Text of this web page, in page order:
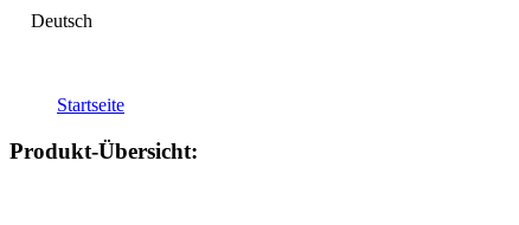
Deutsch
Startseite
Produkt-Übersicht: